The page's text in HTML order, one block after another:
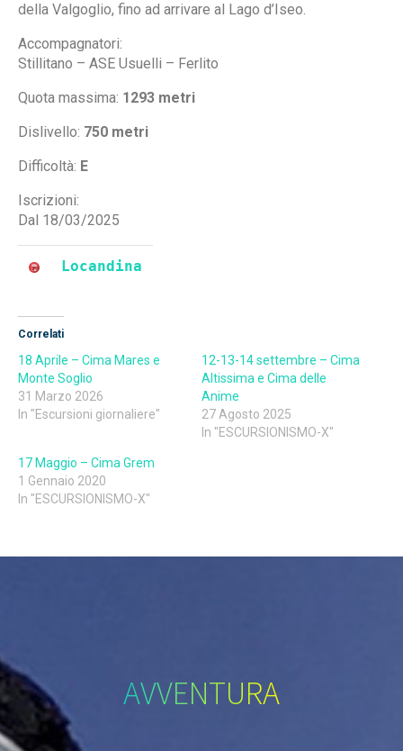
della Valgoglio, fino ad arrivare al Lago d’Iseo.
Accompagnatori:
Stillitano – ASE Usuelli – Ferlito
Quota massima: 1293 metri
Dislivello: 750 metri
Difficoltà: E
Iscrizioni:
Dal 18/03/2025
Locandina
Correlati
18 Aprile – Cima Mares e
Monte Soglio
31 Marzo 2026
In "Escursioni giornaliere"
12-13-14 settembre – Cima
Altissima e Cima delle
Anime
27 Agosto 2025
In "ESCURSIONISMO-X"
17 Maggio – Cima Grem
1 Gennaio 2020
In "ESCURSIONISMO-X"
AVVENTURA